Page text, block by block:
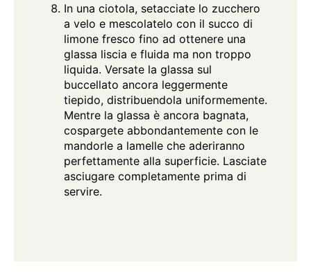
In una ciotola, setacciate lo zucchero
a velo e mescolatelo con il succo di
limone fresco fino ad ottenere una
glassa liscia e fluida ma non troppo
liquida. Versate la glassa sul
buccellato ancora leggermente
tiepido, distribuendola uniformemente.
Mentre la glassa è ancora bagnata,
cospargete abbondantemente con le
mandorle a lamelle che aderiranno
perfettamente alla superficie. Lasciate
asciugare completamente prima di
servire.